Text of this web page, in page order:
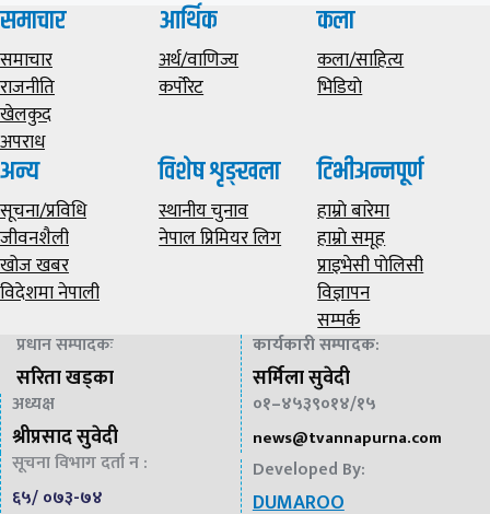
समाचार
समाचार
राजनीति
खेलकुद
अपराध
आर्थिक
अर्थ/वाणिज्य
कर्पोरेट
कला
कला/साहित्य
भिडियाे
अन्य
सूचना/प्रविधि
जीवनशैली
खोज खबर
विदेशमा नेपाली
विशेष शृङ्खला
स्थानीय चुनाव
नेपाल प्रिमियर लिग
टिभीअन्नपूर्ण
हाम्राे बारेमा
हाम्राे समूह
प्राइभेसी पाेलिसी
विज्ञापन
सम्पर्क
प्रधान सम्पादकः
सरिता खड्का
कार्यकारी सम्पादक:
सर्मिला सुवेदी
अध्यक्ष
श्रीप्रसाद सुवेदी
०१–४५३९०१४/१५
news@tvannapurna.com
सूचना विभाग दर्ता न :
६५/ ०७३-७४
Developed By:
DUMAROO